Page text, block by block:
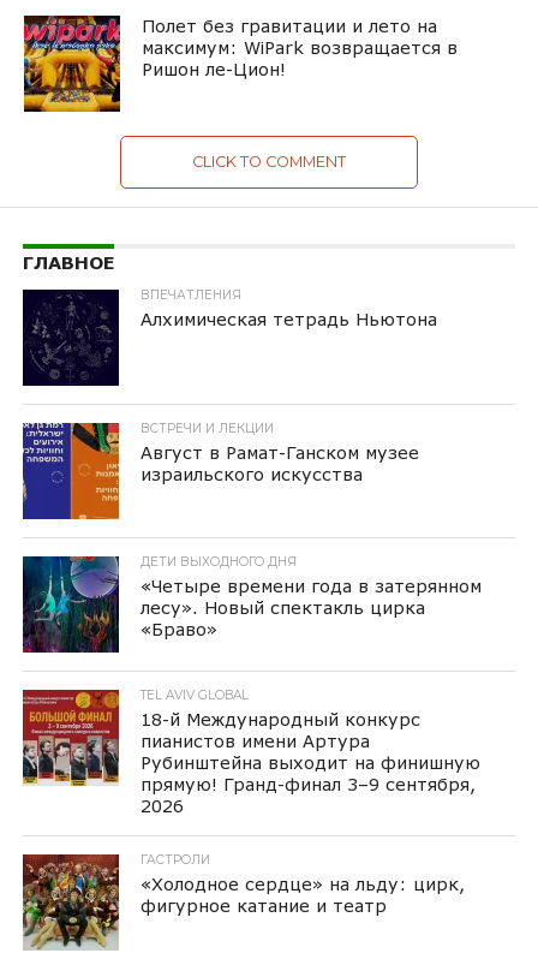
Полет без гравитации и лето на
максимум: WiPark возвращается в
Ришон ле-Цион!
CLICK TO COMMENT
ГЛАВНОЕ
ВПЕЧАТЛЕНИЯ
Алхимическая тетрадь Ньютона
ВСТРЕЧИ И ЛЕКЦИИ
Август в Рамат-Ганском музее
израильского искусства
ДЕТИ ВЫХОДНОГО ДНЯ
«Четыре времени года в затерянном
лесу». Новый спектакль цирка
«Браво»
TEL AVIV GLOBAL
18-й Международный конкурс
пианистов имени Артура
Рубинштейна выходит на финишную
прямую! Гранд-финал 3–9 сентября,
2026
ГАСТРОЛИ
«Холодное сердце» на льду: цирк,
фигурное катание и театр